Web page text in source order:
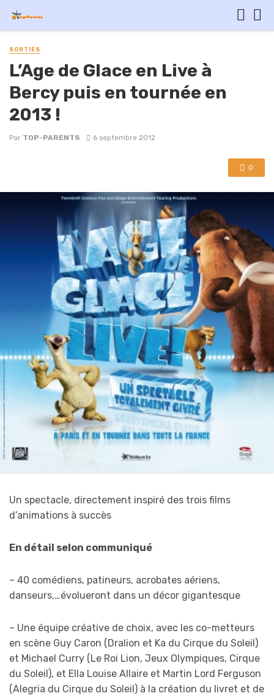
SORTIES
L’Age de Glace en Live à
Bercy puis en tournée en
2013 !
Par TOP-PARENTS 6 septembre 2012
0
Un spectacle, directement inspiré des trois films
d’animations à succès
En détail selon communiqué
– 40 comédiens, patineurs, acrobates aériens,
danseurs,…évolueront dans un décor gigantesque
– Une équipe créative de choix, avec les co-metteurs
en scène Guy Caron (Dralion et Ka du Cirque du Soleil)
et Michael Curry (Le Roi Lion, Jeux Olympiques, Cirque
du Soleil), et Ella Louise Allaire et Martin Lord Ferguson
(Alegria du Cirque du Soleil) à la création du livret et de